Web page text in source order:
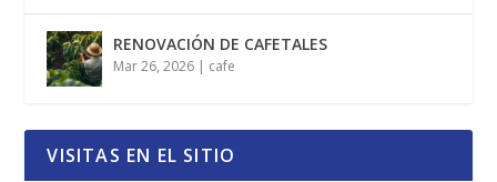
RENOVACIÓN DE CAFETALES
Mar 26, 2026 | cafe
VISITAS EN EL SITIO